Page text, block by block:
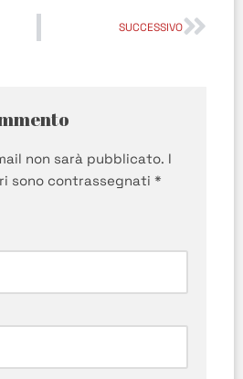
SUCCESSIVO
non sarà pubblicato. I
sono contrassegnati *